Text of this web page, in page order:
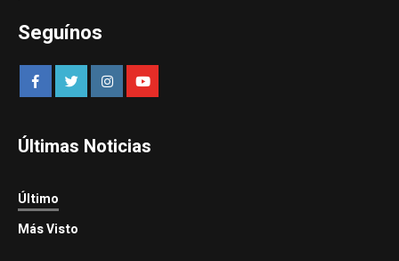
Seguínos
Últimas Noticias
Último
Más Visto